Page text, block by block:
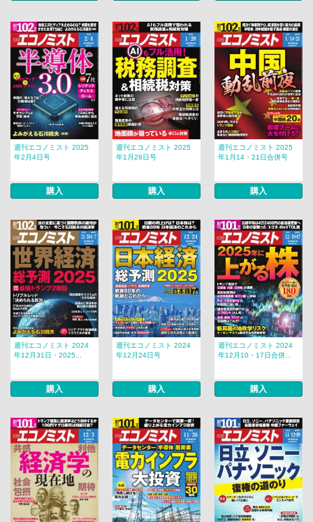
週刊エコノミスト 2025
年2月4日号
購入
週刊エコノミスト 2025
年1月28日号
購入
週刊エコノミスト 2025
年1月14・21日合併号
購入
週刊エコノミスト 2024
年12月31日・2025...
購入
週刊エコノミスト 2024
年12月24日号
購入
週刊エコノミスト 2024
年12月10・17日合併...
購入